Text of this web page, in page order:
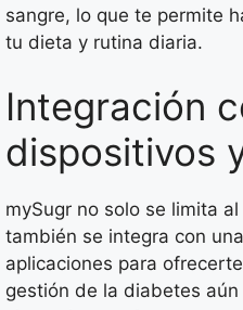
sangre, lo que te permite
tu dieta y rutina diaria.
Integración
dispositivos
mySugr no solo se limita
también se integra con
aplicaciones para
gestión de la diabetes